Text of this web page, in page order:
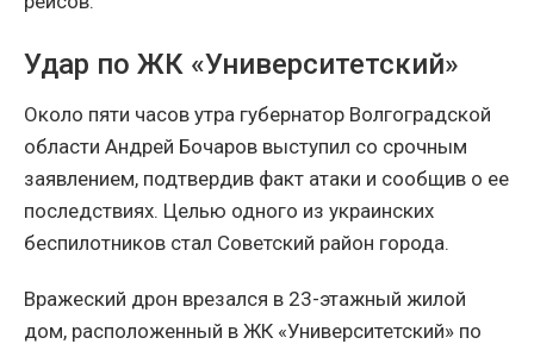
Удар по ЖК «Университетский»
Около пяти часов утра губернатор Волгоградской
области Андрей Бочаров выступил со срочным
заявлением, подтвердив факт атаки и сообщив о ее
последствиях. Целью одного из украинских
беспилотников стал Советский район города.
Вражеский дрон врезался в 23-этажный жилой
дом, расположенный в ЖК «Университетский» по